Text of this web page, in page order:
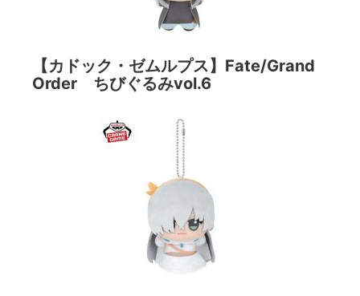
【カドック・ゼムルプス】Fate/Grand
Order ちびぐるみvol.6